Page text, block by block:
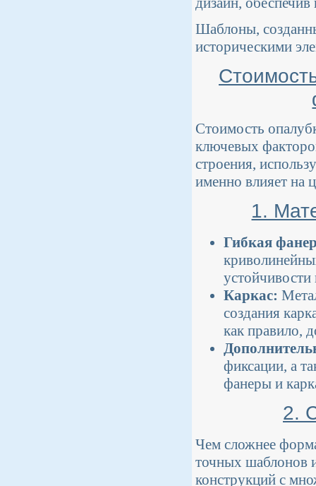
Шаблоны,
историческими
Стоимость
ключевых
строения,
именно влияет на
1.
Гибкая
Каркас:
создания
как правило,
фиксации, а
фанеры и
2.
Чем сложнее
точных шаблонов
конструкций с